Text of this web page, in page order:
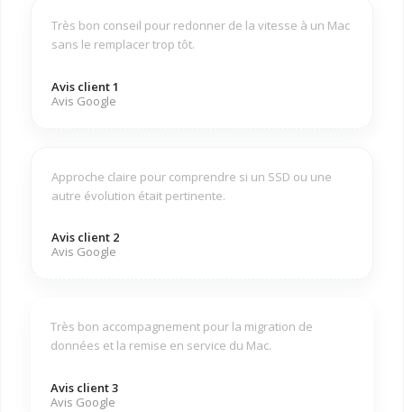
Très bon conseil pour redonner de la vitesse à un Mac
sans le remplacer trop tôt.
Avis client 1
Avis Google
Approche claire pour comprendre si un SSD ou une
autre évolution était pertinente.
Avis client 2
Avis Google
Très bon accompagnement pour la migration de
données et la remise en service du Mac.
Avis client 3
Avis Google